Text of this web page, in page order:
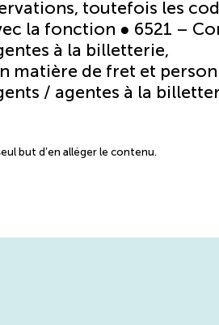
toutefois les
la fonction ● 6521 –
à la billetterie,
matière de fret et
/ agentes à la
but d’en alléger le contenu.